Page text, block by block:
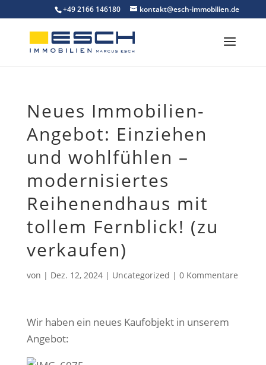
to
content
+49 2166 146180 kontakt@esch-immobilien.de
Neues Immobilien-
Angebot: Einziehen
und wohlfühlen –
modernisiertes
Reihenendhaus mit
tollem Fernblick! (zu
verkaufen)
von | Dez. 12, 2024| Uncategorized | 0 Kommentare
Wir haben ein neues Kaufobjekt in unserem
Angebot: